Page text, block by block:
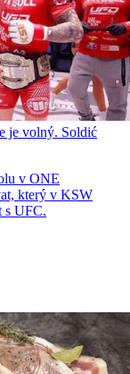
je volný. Soldić
v ONE
který v KSW
s UFC.